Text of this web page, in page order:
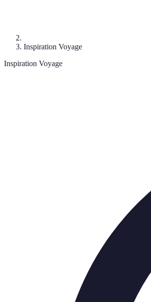
Inspiration Voyage
Inspiration Voyage